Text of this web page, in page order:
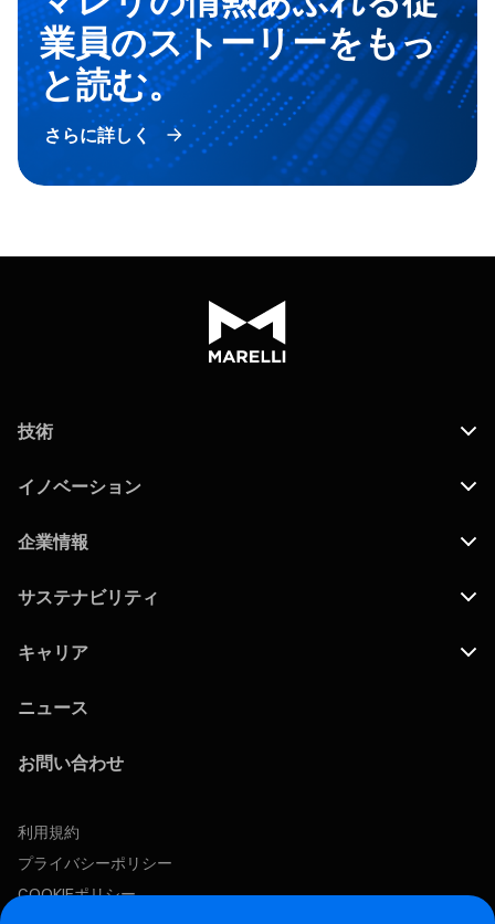
業員のストーリーをもっ
と読む。
さらに詳しく
技術
イノベーション
企業情報
サステナビリティ
キャリア
ニュース
お問い合わせ
利用規約
プライバシーポリシー
COOKIEポリシー